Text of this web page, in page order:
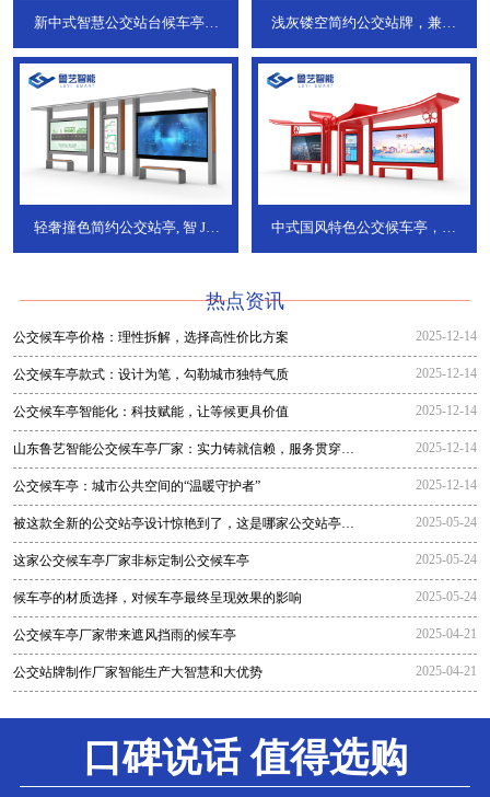
新中式智慧公交站台候车亭，
浅灰镂空简约公交站牌，兼具
轻奢撞色简约公交站亭, 智 JT-
中式国风特色公交候车亭，承
热点资讯
公交候车亭价格：理性拆解，选择高性价比方案 2025-12-14
公交候车亭款式：设计为笔，勾勒城市独特气质 2025-12-14
公交候车亭智能化：科技赋能，让等候更具价值 2025-12-14
山东鲁艺智能公交候车亭厂家：实力铸就信赖，服务贯穿全
程
2025-12-14
公交候车亭：城市公共空间的“温暖守护者” 2025-12-14
被这款全新的公交站亭设计惊艳到了，这是哪家公交站亭生
产厂家生
2025-05-24
这家公交候车亭厂家非标定制公交候车亭 2025-05-24
候车亭的材质选择，对候车亭最终呈现效果的影响 2025-05-24
公交候车亭厂家带来遮风挡雨的候车亭 2025-04-21
公交站牌制作厂家智能生产大智慧和大优势 2025-04-21
口碑说话 值得选购